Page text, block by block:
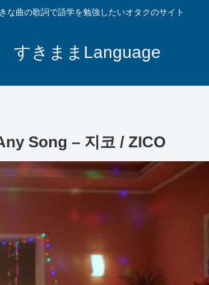
な曲の歌詞で語学を勉強したいオタクのサイト
すきままLanguage
Song – 지코 / ZICO